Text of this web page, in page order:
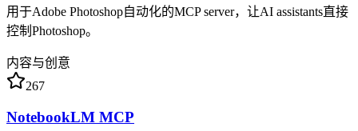
用于Adobe Photoshop自动化的MCP server，让AI assistants直接
控制Photoshop。
内容与创意
267
NotebookLM MCP